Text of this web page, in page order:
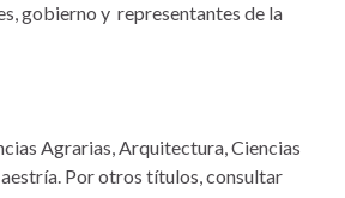
gobierno y representantes de la
Agrarias, Arquitectura, Ciencias
Por otros títulos, consultar